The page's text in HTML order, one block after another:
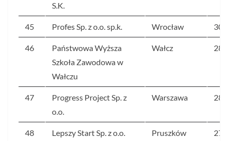
S.K.
45 Profes Sp. z o.o. sp.k. Wrocław 309
46
Państwowa Wyższa
Szkoła Zawodowa w
Wałczu
Wałcz 289
47
Progress Project Sp. z
o.o.
Warszawa 282
48
Lepszy Start Sp. z o.o.
Pruszków 273